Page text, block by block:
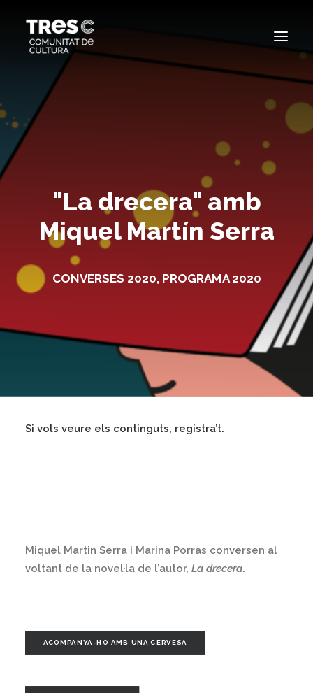
EDICIONS ANTERIORS
"La drecera" amb
Miquel Martín Serra
CONVERSES 2020, PROGRAMA 2020
Si vols veure els continguts, registra’t.
Miquel Martin Serra i Marina Porras conversen al
voltant de la novel·la de l’autor, La drecera.
ACOMPANYA-HO AMB UNA CERVESA